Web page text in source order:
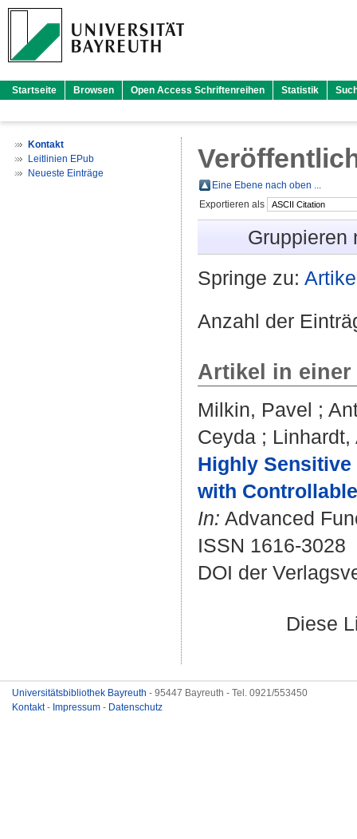
Startseite Browsen Open Access Schriftenreihen Statistik
Kontakt
Leitlinien EPub
Neueste Einträge
Eine Ebene nach oben ...
Exportieren als
Gruppieren
Springe zu:
Anzahl der
Artikel in
Milkin, Pavel ;
Ceyda ; Linhardt,
Highly
with
In: Advanced
ISSN 1616-3028
DOI der
Diese
Universitätsbibliothek Bayreuth - 95447 Bayreuth - Tel. 0921/553450
Kontakt- Impressum - Datenschutz